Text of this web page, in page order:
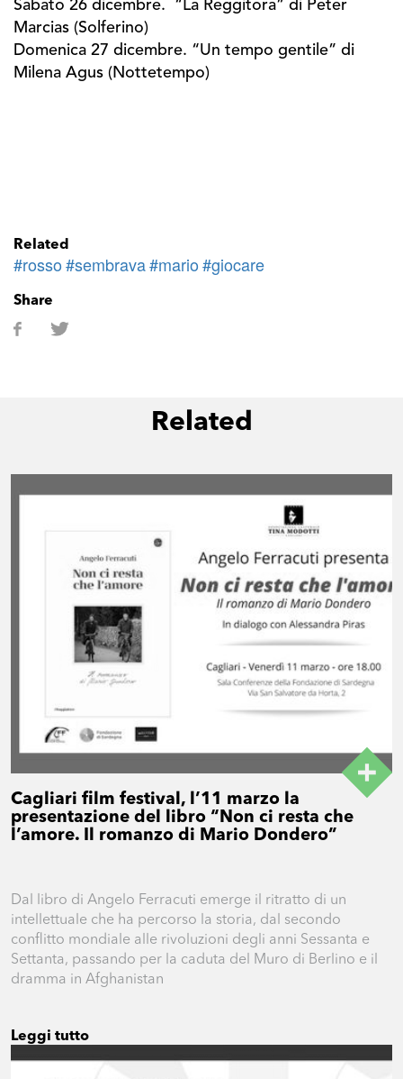
Sabato 26 dicembre. “La Reggitora” di Peter
Marcias (Solferino)
Domenica 27 dicembre. “Un tempo gentile” di
Milena Agus (Nottetempo)
Related
#rosso#sembrava#mario#giocare
Share
Related
Cagliari film festival, l’11 marzo la
presentazione del libro “Non ci resta che
l’amore. Il romanzo di Mario Dondero”
Dal libro di Angelo Ferracuti emerge il ritratto di un
intellettuale che ha percorso la storia, dal secondo
conflitto mondiale alle rivoluzioni degli anni Sessanta e
Settanta, passando per la caduta del Muro di Berlino e il
dramma in Afghanistan
Leggi tutto